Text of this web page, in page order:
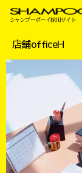
シャンプーボーイ採用サイト
店舗officeH